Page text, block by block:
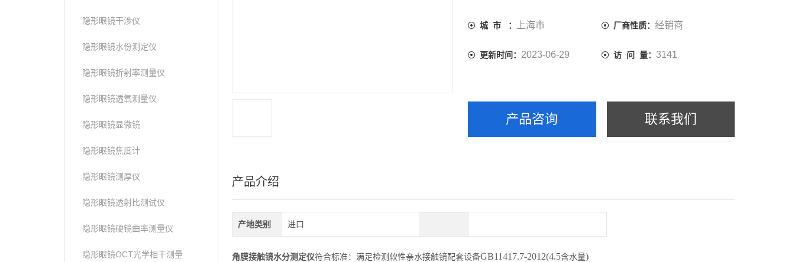
隐形眼镜干涉仪
隐形眼镜水份测定仪
隐形眼镜折射率测量仪
隐形眼镜透氧测量仪
隐形眼镜显微镜
隐形眼镜焦度计
隐形眼镜测厚仪
隐形眼镜透射比测试仪
隐形眼镜硬镜曲率测量仪
隐形眼镜OCT光学相干测量
城 市 ： 上海市 厂商性质： 经销商
更新时间： 2023-06-29 访 问 量： 3141
产品咨询 联系我们
产品介绍
产地类别 进口
角膜接触镜水分测定仪符合标准： 满足检测软性亲水接触镜配套设备GB11417.7-2012(4.5含水量)